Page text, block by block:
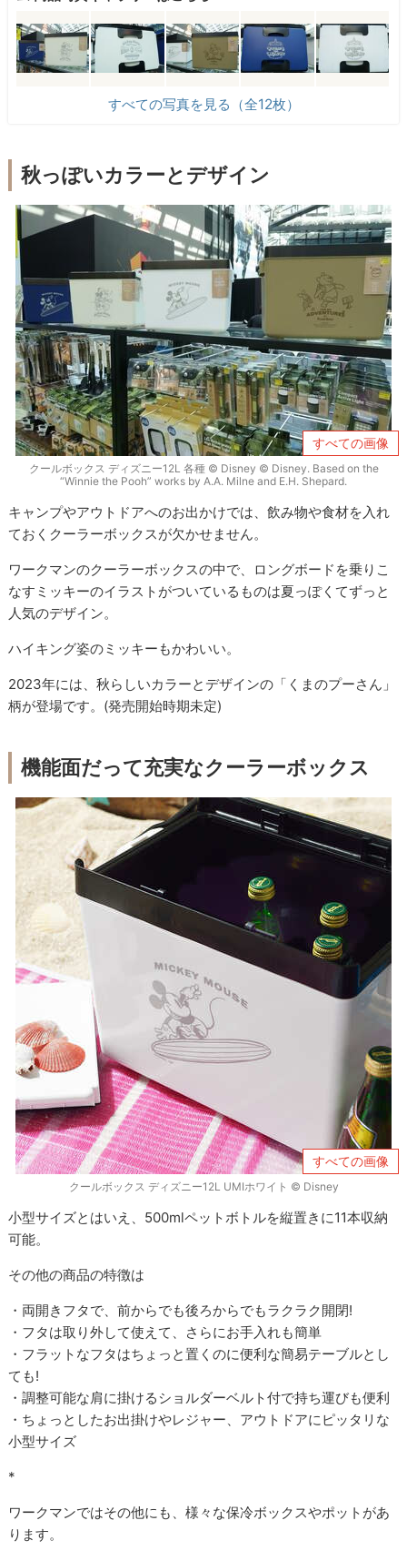
すべての写真を見る（全12枚）
秋っぽいカラーとデザイン
すべての画像
クールボックス ディズニー12L 各種 © Disney © Disney. Based on the
“Winnie the Pooh” works by A.A. Milne and E.H. Shepard.
キャンプやアウトドアへのお出かけでは、飲み物や食材を入れ
ておくクーラーボックスが欠かせません。
ワークマンのクーラーボックスの中で、ロングボードを乗りこ
なすミッキーのイラストがついているものは夏っぽくてずっと
人気のデザイン。
ハイキング姿のミッキーもかわいい。
2023年には、秋らしいカラーとデザインの「くまのプーさん」
柄が登場です。(発売開始時期未定)
機能面だって充実なクーラーボックス
すべての画像
クールボックス ディズニー12L UMIホワイト © Disney
小型サイズとはいえ、500mlペットボトルを縦置きに11本収納
可能。
その他の商品の特徴は
・両開きフタで、前からでも後ろからでもラクラク開閉!
・フタは取り外して使えて、さらにお手入れも簡単
・フラットなフタはちょっと置くのに便利な簡易テーブルとし
ても!
・調整可能な肩に掛けるショルダーベルト付で持ち運びも便利
・ちょっとしたお出掛けやレジャー、アウトドアにピッタリな
小型サイズ
*
ワークマンではその他にも、様々な保冷ボックスやポットがあ
ります。